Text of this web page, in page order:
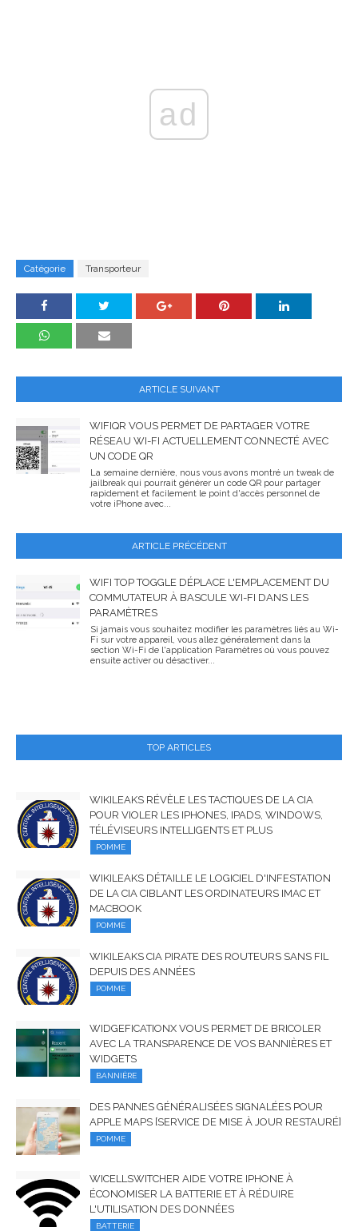
ad
Catégorie Transporteur
ARTICLE SUIVANT
WIFIQR VOUS PERMET DE PARTAGER VOTRE
RÉSEAU WI-FI ACTUELLEMENT CONNECTÉ AVEC
UN CODE QR
La semaine dernière, nous vous avons montré un tweak de
jailbreak qui pourrait générer un code QR pour partager
rapidement et facilement le point d'accès personnel de
votre iPhone avec...
ARTICLE PRÉCÉDENT
WIFI TOP TOGGLE DÉPLACE L'EMPLACEMENT DU
COMMUTATEUR À BASCULE WI-FI DANS LES
PARAMÈTRES
Si jamais vous souhaitez modifier les paramètres liés au Wi-
Fi sur votre appareil, vous allez généralement dans la
section Wi-Fi de l'application Paramètres où vous pouvez
ensuite activer ou désactiver...
TOP ARTICLES
WIKILEAKS RÉVÈLE LES TACTIQUES DE LA CIA
POUR VIOLER LES IPHONES, IPADS, WINDOWS,
TÉLÉVISEURS INTELLIGENTS ET PLUS
POMME
WIKILEAKS DÉTAILLE LE LOGICIEL D'INFESTATION
DE LA CIA CIBLANT LES ORDINATEURS IMAC ET
MACBOOK
POMME
WIKILEAKS CIA PIRATE DES ROUTEURS SANS FIL
DEPUIS DES ANNÉES
POMME
WIDGEFICATIONX VOUS PERMET DE BRICOLER
AVEC LA TRANSPARENCE DE VOS BANNIÈRES ET
WIDGETS
BANNIÈRE
DES PANNES GÉNÉRALISÉES SIGNALÉES POUR
APPLE MAPS [SERVICE DE MISE À JOUR RESTAURÉ]
POMME
WICELLSWITCHER AIDE VOTRE IPHONE À
ÉCONOMISER LA BATTERIE ET À RÉDUIRE
L'UTILISATION DES DONNÉES
BATTERIE